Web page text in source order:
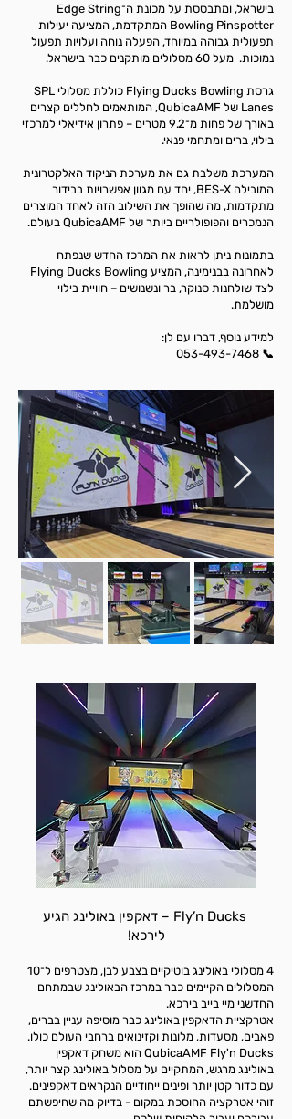
בישראל, ומתבססת על מכונת ה־Edge String
Bowling Pinspotter המתקדמת, המציעה יעילות
תפעולית גבוהה במיוחד, הפעלה נוחה ועלויות תפעול
נמוכות. מעל 60 מסלולים מותקנים כבר בישראל.
גרסת Flying Ducks Bowling כוללת מסלולי SPL
Lanes של QubicaAMF, המותאמים לחללים קצרים
באורך של פחות מ־9.2 מטרים – פתרון אידיאלי למרכזי
בילוי, ברים ומתחמי פנאי.
המערכת משלבת גם את מערכת הניקוד האלקטרונית
המובילה BES-X, יחד עם מגוון אפשרויות בבידור
מתקדמות, מה שהופך את השילוב הזה לאחד המוצרים
הנמכרים והפופולריים ביותר של QubicaAMF בעולם.
בתמונות ניתן לראות את המרכז החדש שנפתח
לאחרונה בבנימינה, המציע Flying Ducks Bowling
לצד שולחנות סנוקר, בר ונשנושים – חוויית בילוי
מושלמת.
למידע נוסף, דברו עם לן:
📞 053-493-7468
Fly’n Ducks – דאקפין באולינג הגיע
לירכא!
4 מסלולי באולינג בוטיקיים בצבע לבן, מצטרפים ל־10
המסלולים הקיימים כבר במרכז הבאולינג שבמתחם
החדשני מיי בייב בירכא.
אטרקציית הדאקפין באולינג כבר מוסיפה עניין בברים,
פאבים, מסעדות, מלונות וקזינואים ברחבי העולם כולו.
QubicaAMF Fly'n Ducks הוא משחק דאקפין
באולינג מרגש, המתקיים על מסלול באולינג קצר יותר,
עם כדור קטן יותר ופינים ייחודיים הנקראים דאקפינים.
זוהי אטרקציה החוסכת במקום - בדיוק מה שחיפשתם